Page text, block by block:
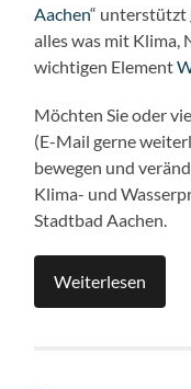
Aachen“ unterstützt
alles was mit Klima,
wichtigen Element
Möchten Sie oder
(E-Mail gerne
bewegen und
Klima- und
Stadtbad Aachen.
Weiterlesen